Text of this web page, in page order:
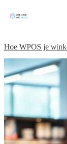
Hoe WPOS je